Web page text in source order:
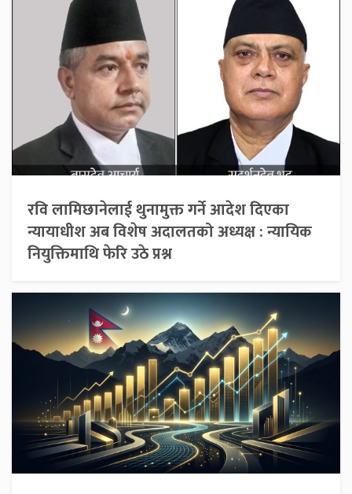
रवि लामिछानेलाई थुनामुक्त गर्ने आदेश दिएका
न्यायाधीश अब विशेष अदालतको अध्यक्ष : न्यायिक
नियुक्तिमाथि फेरि उठे प्रश्न